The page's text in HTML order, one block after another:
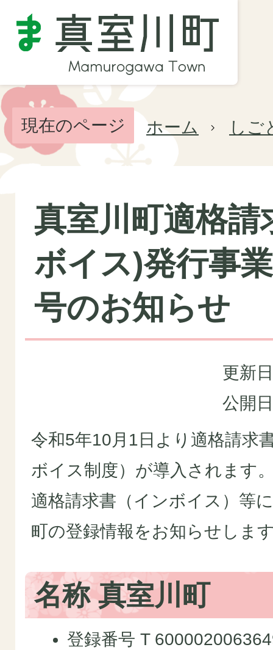
現在のページ ホーム しご
真室川町適格請
ボイス)発行事
号のお知らせ
更新
公開
令和5年10月1日より適格請求
ボイス制度）が導入されます
適格請求書（インボイス）等
町の登録情報をお知らせしま
名称 真室川町
登録番号 T